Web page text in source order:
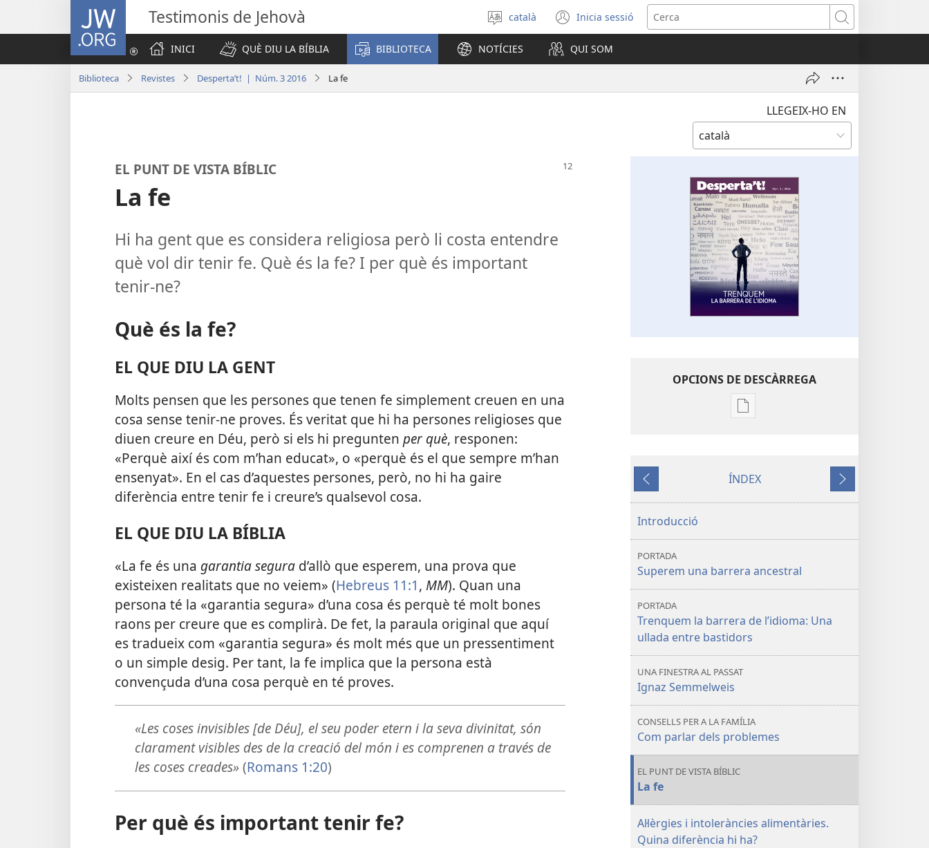
JW.ORG Testimonis de Jehovà
Selecciona
un
idioma
català Inicia sessió
(obre
una
finestra
nova)
Cerca
INICI
QUÈ DIU LA BÍBLIA BIBLIOTECA NOTÍCIES QUI SOM
Biblioteca Revistes Desperta’t! | Núm. 3 2016 La fe
LLEGEIX-HO EN
EL PUNT DE VISTA BÍBLIC
La fe
Hi ha gent que es considera religiosa però li costa entendre
què vol dir tenir fe. Què és la fe? I per què és important
tenir-ne?
Què és la fe?
EL QUE DIU LA GENT
Molts pensen que les persones que tenen fe simplement creuen en una
cosa sense tenir-ne proves. És veritat que hi ha persones religioses que
diuen creure en Déu, però si els hi pregunten per què, responen:
«Perquè així és com m’han educat», o «perquè és el que sempre m’han
ensenyat». En el cas d’aquestes persones, però, no hi ha gaire
diferència entre tenir fe i creure’s qualsevol cosa.
EL QUE DIU LA BÍBLIA
«La fe és una garantia segura d’allò que esperem, una prova que
existeixen realitats que no veiem» (Hebreus 11:1, MM). Quan una
persona té la «garantia segura» d’una cosa és perquè té molt bones
raons per creure que es complirà. De fet, la paraula original que aquí
es tradueix com «garantia segura» és molt més que un pressentiment
o un simple desig. Per tant, la fe implica que la persona està
convençuda d’una cosa perquè en té proves.
«Les coses invisibles [de Déu], el seu poder etern i la seva divinitat, són
clarament visibles des de la creació del món i es comprenen a través de
les coses creades» (Romans 1:20)
Per què és important tenir fe?
OPCIONS DE DESCÀRREGA
Opcions
publicacions
l’idioma
Anterior
ÍNDEX
Següent
Introducció
PORTADA
Superem una barrera ancestral
PORTADA
Trenquem la barrera de l’idioma: Una
ullada entre bastidors
UNA FINESTRA AL PASSAT
Ignaz Semmelweis
CONSELLS PER A LA FAMÍLIA
Com parlar dels problemes
EL PUNT DE VISTA BÍBLIC
La fe
Al·lèrgies i intoleràncies alimentàries.
Quina diferència hi ha?